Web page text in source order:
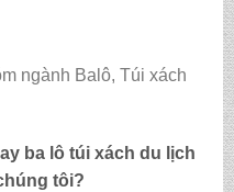
ngành Balô, Túi xách
ba lô túi xách du lịch
tôi?